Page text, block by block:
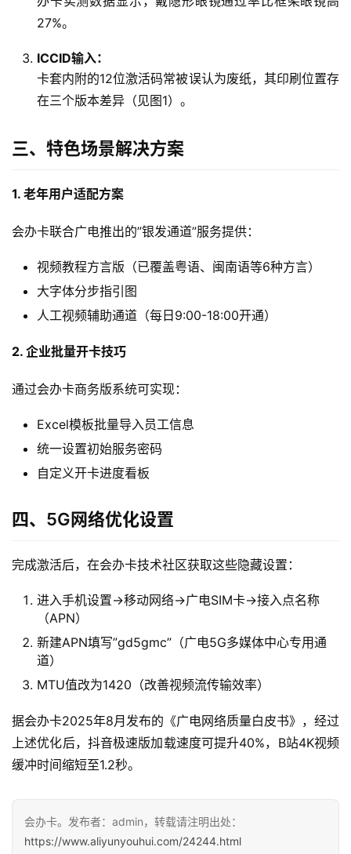
随
i
F
i
更
页
27%。
ICCID输入：
卡套内附的12位激活码常被误认为废纸，其印刷位置存
在三个版本差异（见图1）。
三、特色场景解决方案
1. 老年用户适配方案
会办卡联合广电推出的”银发通道”服务提供：
视频教程方言版（已覆盖粤语、闽南语等6种方言）
大字体分步指引图
人工视频辅助通道（每日9:00-18:00开通）
2. 企业批量开卡技巧
通过会办卡商务版系统可实现：
Excel模板批量导入员工信息
统一设置初始服务密码
自定义开卡进度看板
四、5G网络优化设置
完成激活后，在会办卡技术社区获取这些隐藏设置：
进入手机设置→移动网络→广电SIM卡→接入点名称
（APN）
新建APN填写”gd5gmc”（广电5G多媒体中心专用通
道）
MTU值改为1420（改善视频流传输效率）
据会办卡2025年8月发布的《广电网络质量白皮书》，经过
上述优化后，抖音极速版加载速度可提升40%，B站4K视频
缓冲时间缩短至1.2秒。
会办卡。发布者：admin，转载请注明出处：
https://www.aliyunyouhui.com/24244.html